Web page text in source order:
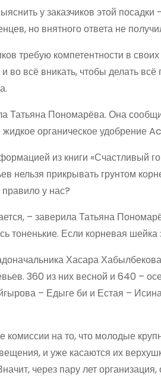
у заказчиков этой
но внятного ответа не
требую компетентности в
во всё вникать, чтобы делать всё
Татьяна Пономарёва. Она
жидкое органическое удобрение
из книги «Счастливый
нельзя прикрывать грунтом
у нас?
– заверила Татьяна
тоненькие. Если корневая
Хасара
360 из них весной и 640 –
– Едыге би и Естая –
комиссии на то, что молодые
и уже касаются их
через пару лет